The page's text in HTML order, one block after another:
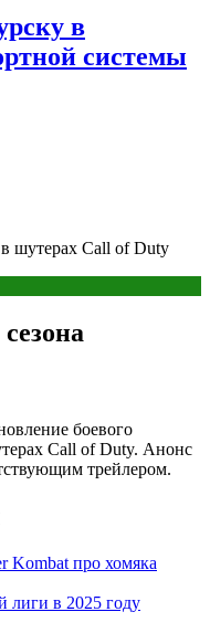
в
системы
шутерах Call of Duty
боевого
Call of Duty. Анонс
трейлером.
Kombat про хомяка
лиги в 2025 году